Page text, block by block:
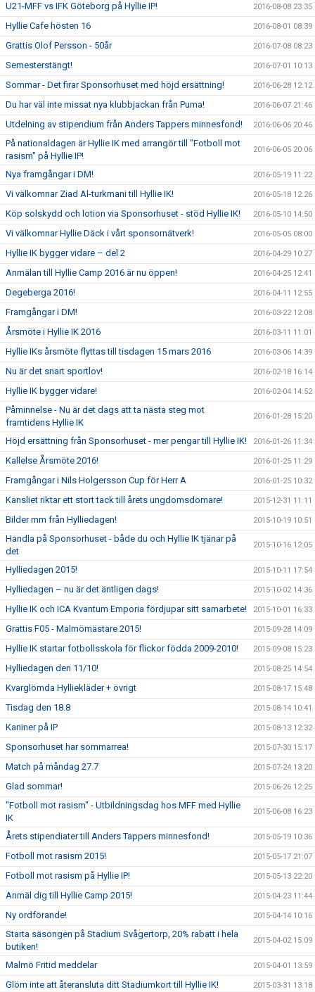
U21-MFF vs IFK Göteborg på Hyllie IP! 2016-08-08 23:35
Hyllie Cafe hösten 16 2016-08-01 08:39
Grattis Olof Persson - 50år 2016-07-08 08:23
Semesterstängt! 2016-07-01 10:13
Sommar - Det firar Sponsorhuset med höjd ersättning! 2016-06-28 12:12
Du har väl inte missat nya klubbjackan från Puma! 2016-06-07 21:46
Utdelning av stipendium från Anders Tappers minnesfond! 2016-06-06 20:46
På nationaldagen är Hyllie IK med arrangör till "Fotboll mot
rasism" på Hyllie IP!
2016-06-05 20:06
Nya framgångar i DM! 2016-05-19 11:22
Vi välkomnar Ziad Al-turkmani till Hyllie IK! 2016-05-18 12:26
Köp solskydd och lotion via Sponsorhuset - stöd Hyllie IK! 2016-05-10 14:50
Vi välkomnar Hyllie Däck i vårt sponsornätverk! 2016-05-05 08:00
Hyllie IK bygger vidare – del 2 2016-04-29 10:27
Anmälan till Hyllie Camp 2016 är nu öppen! 2016-04-25 12:41
Degeberga 2016! 2016-04-11 12:55
Framgångar i DM! 2016-03-22 12:08
Årsmöte i Hyllie IK 2016 2016-03-11 11:01
Hyllie IKs årsmöte flyttas till tisdagen 15 mars 2016 2016-03-06 14:39
Nu är det snart sportlov! 2016-02-18 16:14
Hyllie IK bygger vidare! 2016-02-04 14:52
Påminnelse - Nu är det dags att ta nästa steg mot
framtidens Hyllie IK
2016-01-28 15:20
Höjd ersättning från Sponsorhuset - mer pengar till Hyllie IK! 2016-01-26 11:34
Kallelse Årsmöte 2016! 2016-01-25 11:29
Framgångar i Nils Holgersson Cup för Herr A 2016-01-25 10:32
Kansliet riktar ett stort tack till årets ungdomsdomare! 2015-12-31 11:11
Bilder mm från Hylliedagen! 2015-10-19 10:51
Handla på Sponsorhuset - både du och Hyllie IK tjänar på
det
2015-10-16 12:05
Hylliedagen 2015! 2015-10-11 17:54
Hylliedagen – nu är det äntligen dags! 2015-10-02 14:36
Hyllie IK och ICA Kvantum Emporia fördjupar sitt samarbete! 2015-10-01 16:33
Grattis F05 - Malmömästare 2015! 2015-09-28 14:09
Hyllie IK startar fotbollsskola för flickor födda 2009-2010! 2015-09-08 15:23
Hylliedagen den 11/10! 2015-08-25 14:54
Kvarglömda Hylliekläder + övrigt 2015-08-17 15:48
Tisdag den 18.8 2015-08-14 10:41
Kaniner på IP 2015-08-13 12:32
Sponsorhuset har sommarrea! 2015-07-30 15:17
Match på måndag 27.7 2015-07-24 13:20
Glad sommar! 2015-06-26 12:25
"Fotboll mot rasism" - Utbildningsdag hos MFF med Hyllie
IK
2015-06-08 16:23
Årets stipendiater till Anders Tappers minnesfond! 2015-05-19 10:36
Fotboll mot rasism 2015! 2015-05-17 21:07
Fotboll mot rasism på Hyllie IP! 2015-05-13 22:20
Anmäl dig till Hyllie Camp 2015! 2015-04-23 11:44
Ny ordförande! 2015-04-14 10:16
Starta säsongen på Stadium Svågertorp, 20% rabatt i hela
butiken!
2015-04-02 15:09
Malmö Fritid meddelar 2015-04-01 13:59
Glöm inte att återansluta ditt Stadiumkort till Hyllie IK! 2015-03-31 13:18